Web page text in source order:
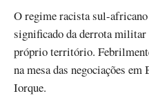
O regime racista sul-
significado da derrota militar
próprio território.
na mesa das negociações
Iorque.